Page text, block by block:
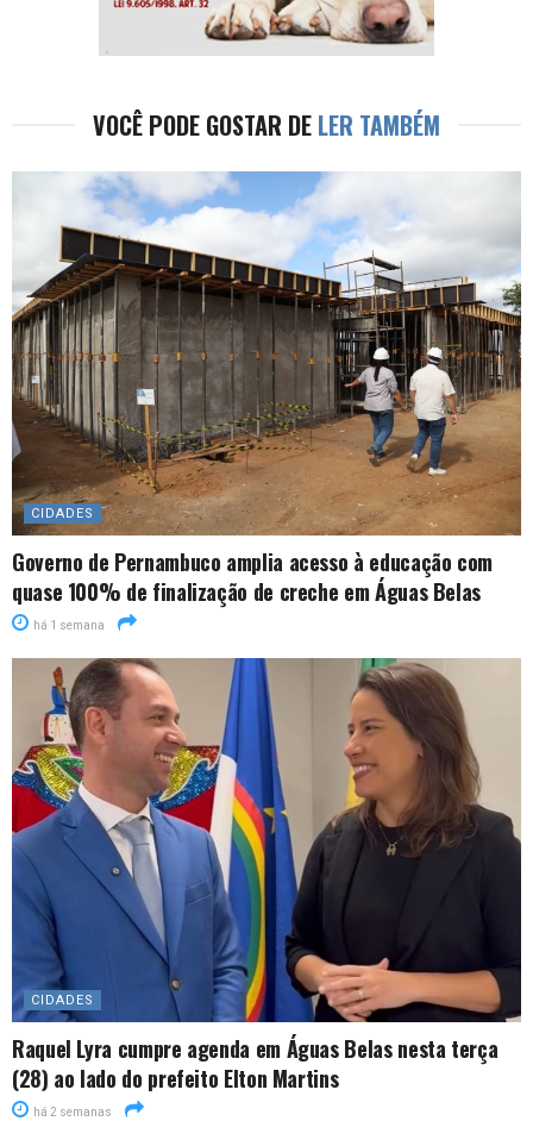
VOCÊ PODE GOSTAR DE LER TAMBÉM
CIDADES
Governo de Pernambuco amplia acesso à educação com
quase 100% de finalização de creche em Águas Belas
há 1 semana
CIDADES
Raquel Lyra cumpre agenda em Águas Belas nesta terça
(28) ao lado do prefeito Elton Martins
há 2 semanas